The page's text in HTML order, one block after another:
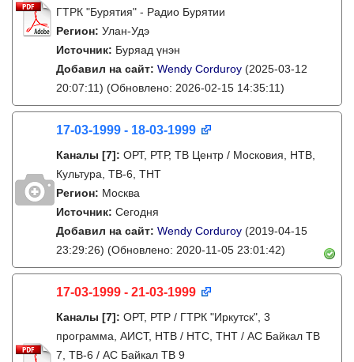
ГТРК "Бурятия" - Радио Бурятии
Регион: Улан-Удэ
Источник: Буряад үнэн
Добавил на сайт: Wendy Corduroy (2025-03-12
20:07:11) (Обновлено: 2026-02-15 14:35:11)
17-03-1999 - 18-03-1999
Каналы [7]: ОРТ, РТР, ТВ Центр / Московия, НТВ,
Культура, ТВ-6, ТНТ
Регион: Москва
Источник: Сегодня
Добавил на сайт: Wendy Corduroy (2019-04-15
23:29:26) (Обновлено: 2020-11-05 23:01:42)
17-03-1999 - 21-03-1999
Каналы [7]: ОРТ, РТР / ГТРК "Иркутск", 3
программа, АИСТ, НТВ / НТС, ТНТ / АС Байкал ТВ
7, ТВ-6 / АС Байкал ТВ 9